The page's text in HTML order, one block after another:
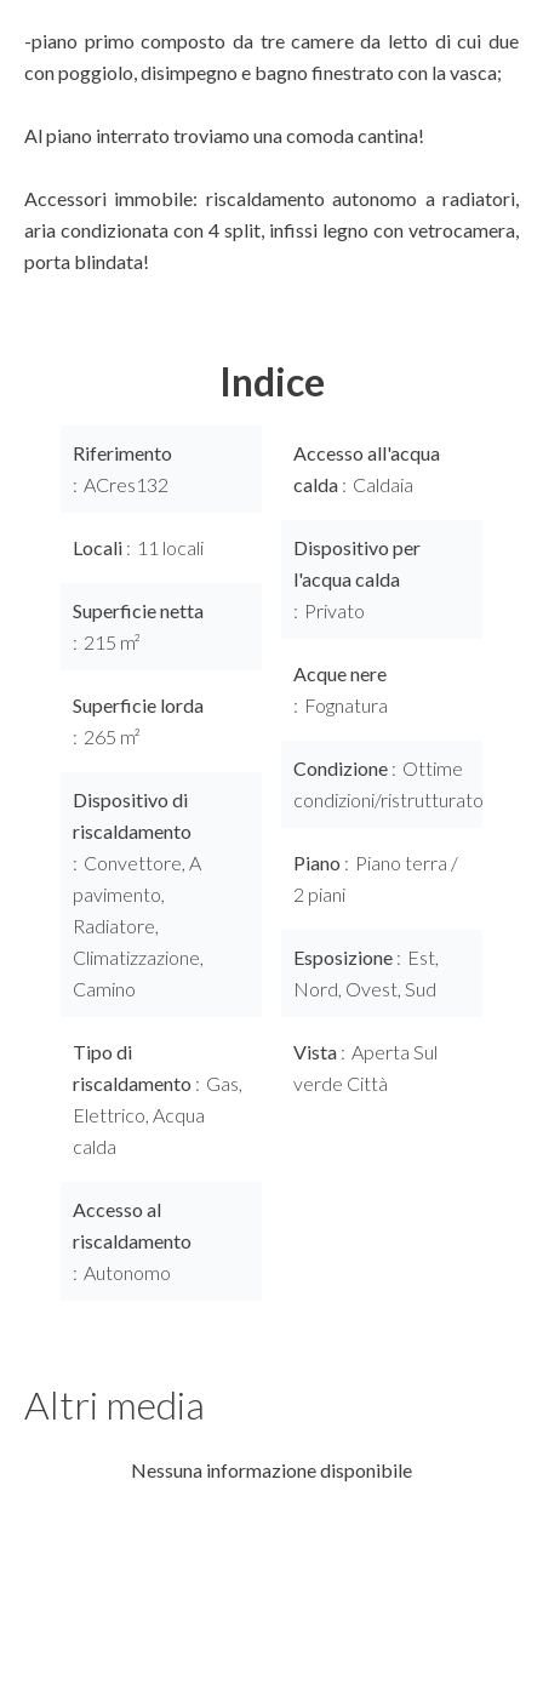
-piano primo composto da tre camere da letto di cui due
con poggiolo, disimpegno e bagno finestrato con la vasca;
Al piano interrato troviamo una comoda cantina!
Accessori immobile: riscaldamento autonomo a radiatori,
aria condizionata con 4 split, infissi legno con vetrocamera,
porta blindata!
Indice
Riferimento
ACres132
Locali 11 locali
Superficie netta
215 m²
Superficie lorda
265 m²
Dispositivo di
riscaldamento
Convettore, A
pavimento,
Radiatore,
Climatizzazione,
Camino
Tipo di
riscaldamento
Gas,
Elettrico, Acqua
calda
Accesso al
riscaldamento
Autonomo
Accesso all'acqua
calda
Caldaia
Dispositivo per
l'acqua calda
Privato
Acque nere
Fognatura
Condizione
Ottime
condizioni/ristrutturato
Piano
Piano terra /
2 piani
Esposizione
Est,
Nord, Ovest, Sud
Vista
Aperta Sul
verde Città
Altri media
Nessuna informazione disponibile